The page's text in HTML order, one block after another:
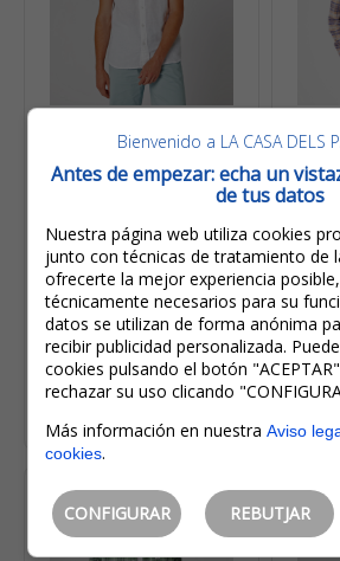
22,50€
IVA incluido
Wrangler Camisa De
Hombre M/c De Lino
W5J1LO989 Blanca
Bienvenido a LA CASA DELS
Antes de empezar: echa un
de tus datos
Nuestra página web utiliza cookies
junto con técnicas de tratamiento de
ofrecerte la mejor experiencia
técnicamente necesarios para su
datos se utilizan de forma anónima
recibir publicidad personalizada.
cookies pulsando el botón
rechazar su uso clicando
Más información en nuestra Aviso
cookies.
CONFIGURAR REBUTJAR